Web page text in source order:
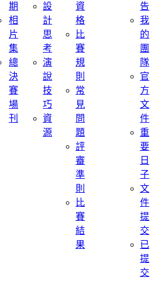
期
相
片
集
總
決
賽
場
刊
設
計
思
考
演
說
技
巧
資
源
資
格
比
賽
規
則
常
見
問
題
評
審
準
則
比
賽
結
果
告
我
的
團
隊
官
方
文
件
重
要
日
子
文
件
提
交
已
提
交